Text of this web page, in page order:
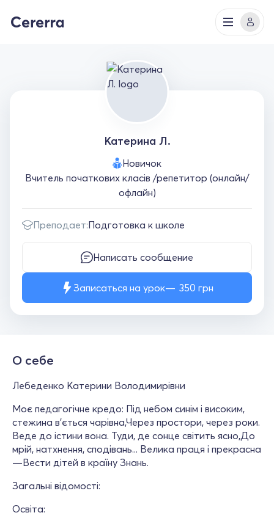
Катерина Л.
Новичок
Вчитель початкових класів /репетитор (онлайн/
офлайн)
Преподает:Подготовка к школе
Написать сообщение
Записаться на урок 350 грн
О себе
Лебеденко Катерини Володимирівни
Моє педагогічне кредо: Під небом синім і високим,
стежина в'ється чарівна,Через простори, через роки.
Веде до істини вона. Туди, де сонце світить ясно,До
мрій, натхнення, сподівань... Велика праця і прекрасна
—Вести дітей в країну Знань.
Загальні відомості:
Освіта: